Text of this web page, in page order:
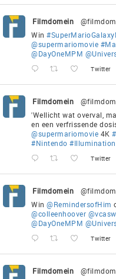
Filmdomein
Win
@supermariomovie
@DayOneMPM
Twitter
Filmdomein
'Wellicht wat overval,
en een verfrissende
@supermariomovie 4K
#Nintendo #Illumination
Twitter
Filmdomein
Win @RemindersofHim
@colleenhoover
@DayOneMPM
Twitter
Filmdomein